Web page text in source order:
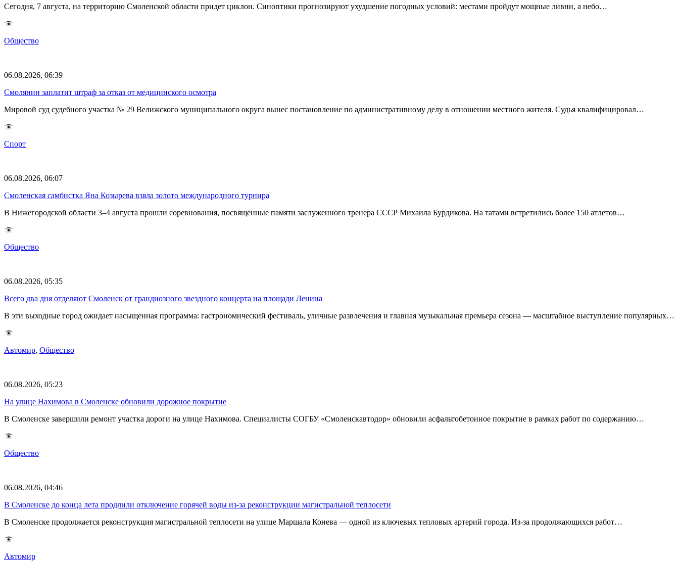
Сегодня, 7 августа, на территорию Смоленской области придет циклон. Синоптики прогнозируют ухудшение погодных условий: местами пройдут мощные ливни, а небо…
Общество
06.08.2026, 06:39
Смолянин заплатит штраф за отказ от медицинского осмотра
Мировой суд судебного участка № 29 Велижского муниципального округа вынес постановление по административному делу в отношении местного жителя. Судья квалифицировал…
Спорт
06.08.2026, 06:07
Смоленская самбистка Яна Козырева взяла золото международного турнира
В Нижегородской области 3–4 августа прошли соревнования, посвященные памяти заслуженного тренера СССР Михаила Бурдикова. На татами встретились более 150 атлетов…
Общество
06.08.2026, 05:35
Всего два дня отделяют Смоленск от грандиозного звездного концерта на площади Ленина
В эти выходные город ожидает насыщенная программа: гастрономический фестиваль, уличные развлечения и главная музыкальная премьера сезона — масштабное выступление популярных…
Автомир, Общество
06.08.2026, 05:23
На улице Нахимова в Смоленске обновили дорожное покрытие
В Смоленске завершили ремонт участка дороги на улице Нахимова. Специалисты СОГБУ «Смоленскавтодор» обновили асфальтобетонное покрытие в рамках работ по содержанию…
Общество
06.08.2026, 04:46
В Смоленске до конца лета продлили отключение горячей воды из-за реконструкции магистральной теплосети
В Смоленске продолжается реконструкция магистральной теплосети на улице Маршала Конева — одной из ключевых тепловых артерий города. Из-за продолжающихся работ…
Автомир